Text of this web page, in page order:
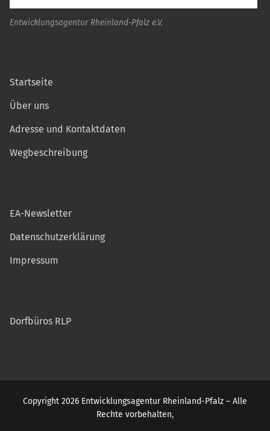
Entwicklungsagentur Rheinland-Pfalz e.V.
Startseite
Über uns
Adresse und Kontaktdaten
Wegbeschreibung
EA-Newsletter
Datenschutzerklärung
Impressum
Dorfbüros RLP
Copyright 2026 Entwicklungsagentur Rheinland-Pfalz – Alle
Rechte vorbehalten.